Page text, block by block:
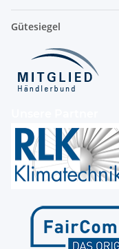
Gütesiegel